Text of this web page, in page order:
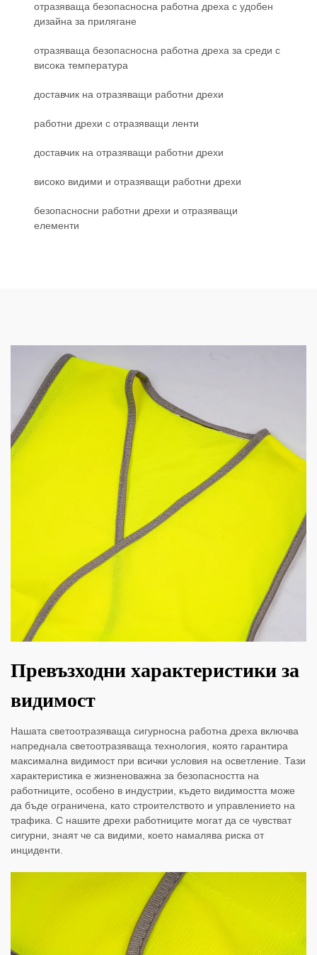
отразяваща безопасносна работна дреха с удобен
дизайна за прилягане
отразяваща безопасносна работна дреха за среди с
висока температура
доставчик на отразяващи работни дрехи
работни дрехи с отразяващи ленти
доставчик на отразяващи работни дрехи
високо видими и отразяващи работни дрехи
безопасносни работни дрехи и отразяващи
елементи
Превъзходни характеристики за
видимост
Нашата светоотразяваща сигурносна работна дреха включва
напреднала светоотразяваща технология, която гарантира
максимална видимост при всички условия на осветление. Тази
характеристика е жизненоважна за безопасността на
работниците, особено в индустрии, където видимостта може
да бъде ограничена, като строителството и управлението на
трафика. С нашите дрехи работниците могат да се чувстват
сигурни, знаят че са видими, което намалява риска от
инциденти.